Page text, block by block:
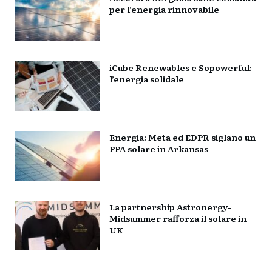
per l’energia rinnovabile
iCube Renewables e Sopowerful:
l’energia solidale
Energia: Meta ed EDPR siglano un
PPA solare in Arkansas
La partnership Astronergy-
Midsummer rafforza il solare in
UK